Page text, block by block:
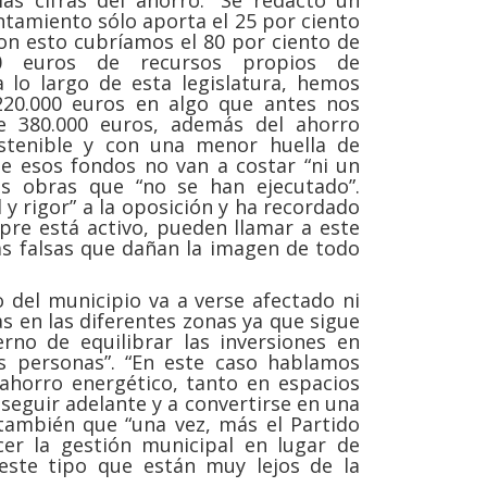
sólo aporta el 25 por ciento
esto cubríamos el 80 por ciento de
euros de recursos propios de
lo largo de esta legislatura, hemos
euros en algo que antes nos
euros, además del ahorro
y con una menor huella de
esos fondos no van a costar “ni un
que “no se han ejecutado”.
rigor” a la oposición y ha recordado
está activo, pueden llamar a este
falsas que dañan la imagen de todo
municipio va a verse afectado ni
en las diferentes zonas ya que sigue
de equilibrar las inversiones en
“En este caso hablamos
energético, tanto en espacios
adelante y a convertirse en una
que “una vez, más el Partido
la gestión municipal en lugar de
tipo que están muy lejos de la